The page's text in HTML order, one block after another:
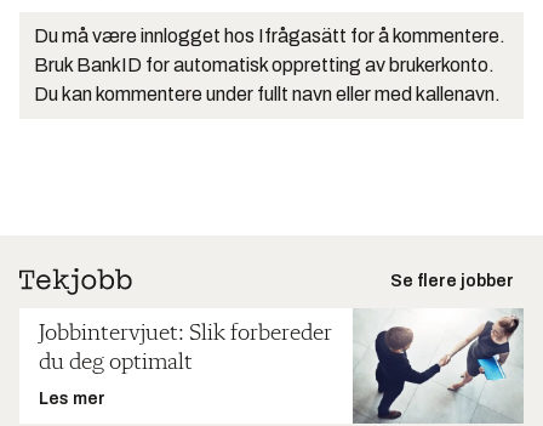
Du må være innlogget hos Ifrågasätt for å kommentere.
Bruk BankID for automatisk oppretting av brukerkonto.
Du kan kommentere under fullt navn eller med kallenavn.
Se flere jobber
Jobbintervjuet: Slik forbereder
du deg optimalt
Les mer